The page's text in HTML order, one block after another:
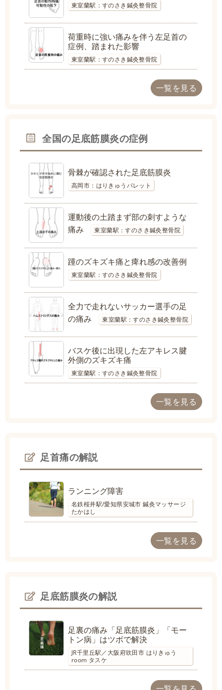
東室蘭駅：すのさき鍼灸整骨院
荷重時に強い痛みを伴う左足首の
症例、踏まれた影響
東室蘭駅：すのさき鍼灸整骨院
一覧を見る
全国の足底筋膜炎の症例
骨棘が確認された足底筋膜炎
高岡市：はりきゅうパレット
運動後の土踏まず部の刺すような
痛み
東室蘭駅：すのさき鍼灸整骨院
踵のズキズキ痛と痺れ感の改善例
東室蘭駅：すのさき鍼灸整骨院
全力で走れないサッカー選手の足
の痛み
東室蘭駅：すのさき鍼灸整骨院
バスケ後に出現した左アキレス腱
外側のズキズキ痛
東室蘭駅：すのさき鍼灸整骨院
一覧を見る
足首痛の解説
ランニング障害
名鉄桜井駅/愛知県安城市 鍼灸マッサージ
たかはし
一覧を見る
足底筋膜炎の解説
足裏の痛み「足底筋膜炎」「モー
トン病」はツボで解決
JR千里丘駅／大阪府吹田市 はりきゅう
room タスケ